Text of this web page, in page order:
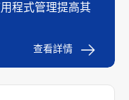
程式管理提高其
查看詳情